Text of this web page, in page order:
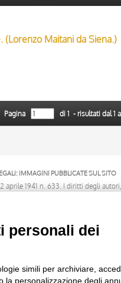
Maitani da Siena.)
Pagina di 1 - risultati dal1
IMMAGINI PUBBLICATE SUL SITO
1941 n. 633. I diritti degli
personali dei
simili per archiviare,
personalizzazione degli